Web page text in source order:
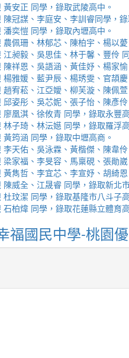
安正 同學，錄取武陵高中。
冠謀、李庭安、李訓睿同學，
奕愷 同學，錄取內壢高中。
佩珊、林郁芯、陳柏宇、楊以
昶毅、吳思佳、林于馨、豐伶
祥恩、吳語涵、黃佳妤、楊家
雅媛、藍尹辰、楊琇雯、官頡
宥菘、江亞嬡、柳芙漩、陳佩
姿彤、吳芯妮、張子怡、陳彥
凰淇、徐攸青 同學，錄取永豐
子琦、林沄嬨 同學，錄取羅浮
筠涵 同學，錄取中壢高商。
天佑、吳泳霖、黃楷傑、陳韋
家福、李旻容、馬稟硯、張勛
雋哲、李宜芯、李宣妤、胡綺
威全、江晟睿 同學，錄取新北
玟潔 同學，錄取基隆市八斗子
柏煒 同學，錄取花蓮縣立體育
福國民中學-桃園